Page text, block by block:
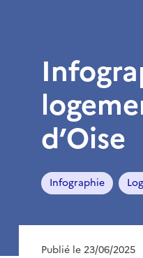
d’Oise
Infographie
Publié le 23/06/2025